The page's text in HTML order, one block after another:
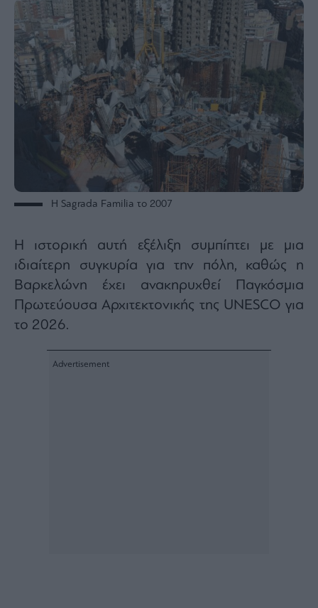
Η Sagrada Familia το 2007
Η ιστορική αυτή εξέλιξη συμπίπτει με μια
ιδιαίτερη συγκυρία για την πόλη, καθώς η
Βαρκελώνη έχει ανακηρυχθεί Παγκόσμια
Πρωτεύουσα Αρχιτεκτονικής της UNESCO για
το 2026.